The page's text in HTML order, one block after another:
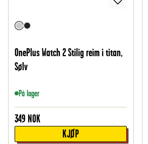
OnePlus Watch 2 Stilig reim i titan,
Sølv
På lager
349 NOK
KJØP